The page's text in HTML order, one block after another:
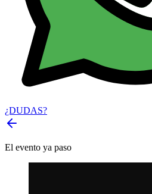
¿DUDAS?
El evento ya paso